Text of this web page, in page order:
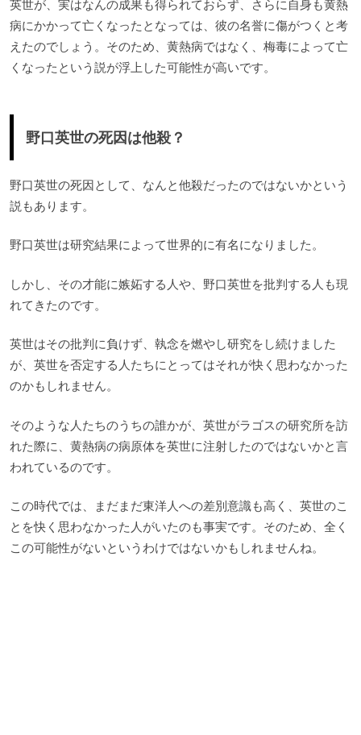
英世が、実はなんの成果も得られておらず、さらに自身も黄熱
病にかかって亡くなったとなっては、彼の名誉に傷がつくと考
えたのでしょう。そのため、黄熱病ではなく、梅毒によって亡
くなったという説が浮上した可能性が高いです。
野口英世の死因は他殺？
野口英世の死因として、なんと他殺だったのではないかという
説もあります。
野口英世は研究結果によって世界的に有名になりました。
しかし、その才能に嫉妬する人や、野口英世を批判する人も現
れてきたのです。
英世はその批判に負けず、執念を燃やし研究をし続けました
が、英世を否定する人たちにとってはそれが快く思わなかった
のかもしれません。
そのような人たちのうちの誰かが、英世がラゴスの研究所を訪
れた際に、黄熱病の病原体を英世に注射したのではないかと言
われているのです。
この時代では、まだまだ東洋人への差別意識も高く、英世のこ
とを快く思わなかった人がいたのも事実です。そのため、全く
この可能性がないというわけではないかもしれませんね。